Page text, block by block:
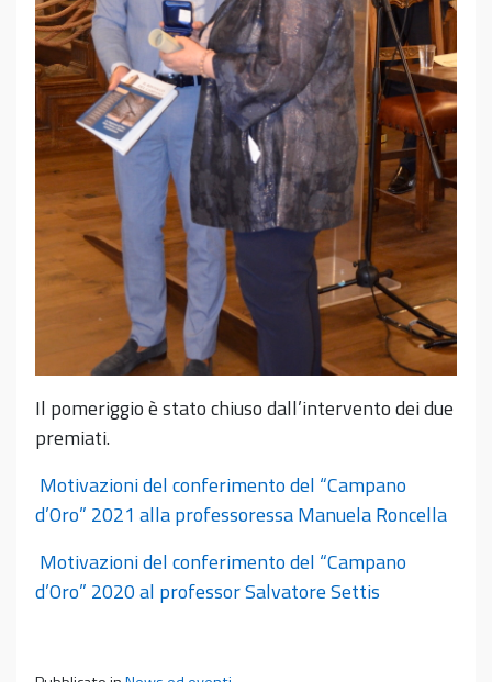
Il pomeriggio è stato chiuso dall’intervento dei due
premiati.
Motivazioni del conferimento del “Campano
d’Oro” 2021 alla professoressa Manuela Roncella
Motivazioni del conferimento del “Campano
d’Oro” 2020 al professor Salvatore Settis